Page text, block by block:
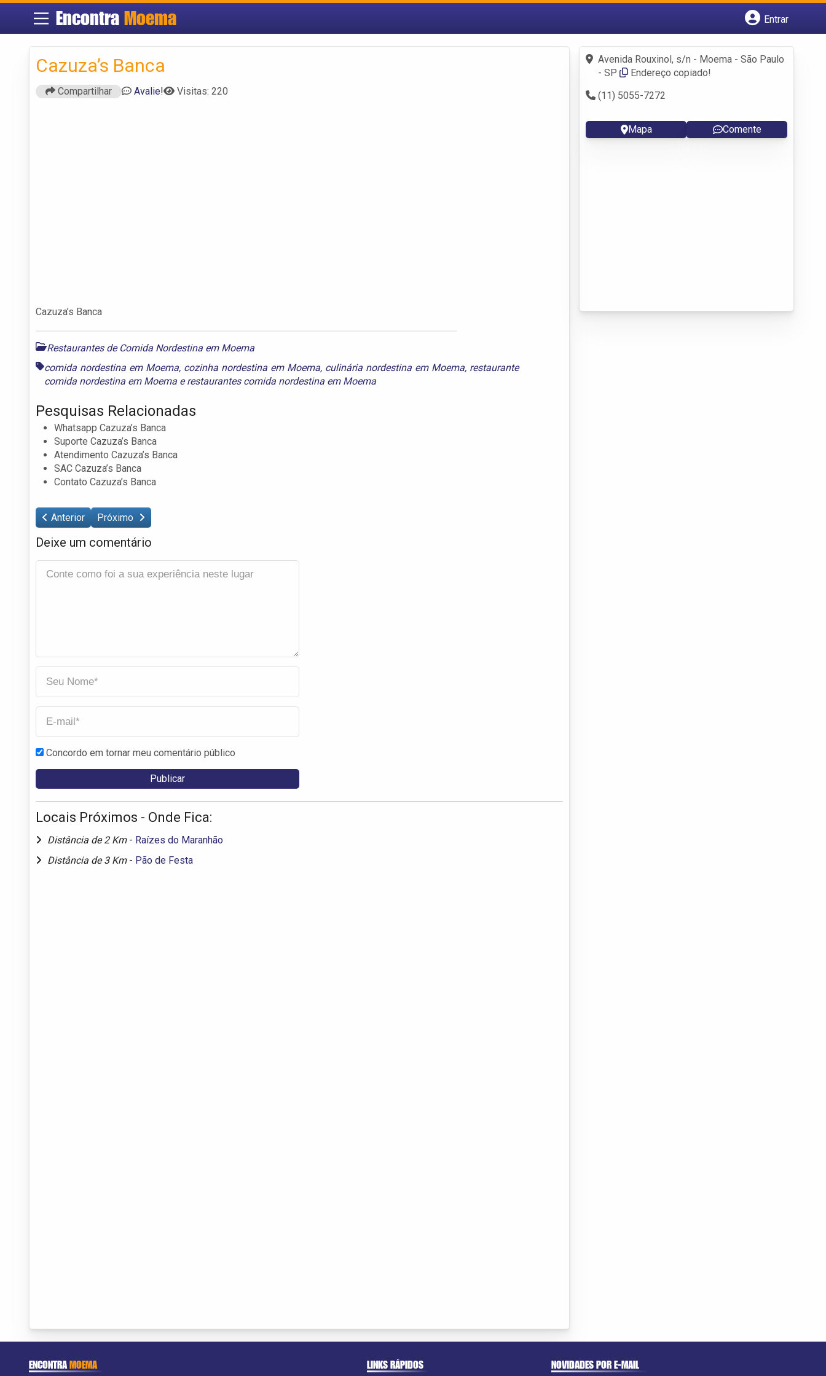
Encontra Moema
Entrar
Fazer login
Criar conta
Cazuza’s Banca
Compartilhar Avalie! Visitas: 220
Cazuza’s Banca
Restaurantes de Comida Nordestina em Moema
comida nordestina em Moema, cozinha nordestina em Moema, culinária nordestina em Moema, restaurante
comida nordestina em Moema erestaurantes comida nordestina em Moema
Pesquisas Relacionadas
Whatsapp Cazuza’s Banca
Suporte Cazuza’s Banca
Atendimento Cazuza’s Banca
SAC Cazuza’s Banca
Contato Cazuza’s Banca
Anterior Próximo
Deixe um comentário
Concordo em tornar meu comentário público
Locais Próximos - Onde Fica:
Distância de 2 Km - Raízes do Maranhão
Distância de 3 Km - Pão de Festa
Avenida Rouxinol, s/n - Moema - São Paulo
- SP
Endereço copiado!
(11) 5055-7272
Mapa Comente
ENCONTRAMOEMA LINKS RÁPIDOS NOVIDADES POR E-MAIL